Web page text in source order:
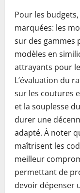
Pour les
marquées: les
sur des gammes
modèles en
attrayants pour
L’évaluation du
sur les coutures
et la souplesse
durer une
adapté. À noter
maîtrisent les
meilleur
permettant de
devoir dépenser